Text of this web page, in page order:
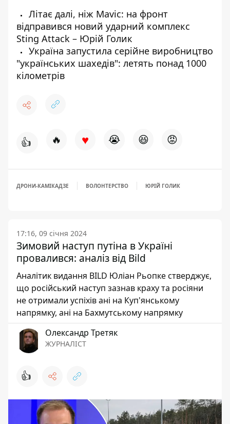
Літає далі, ніж Mavic: на фронт
відправився новий ударний комплекс
Sting Attack – Юрій Голик
Україна запустила серійне виробництво
"українських шахедів": летять понад 1000
кілометрів
👍 🔥 ♥ 😭 😆 😡
ДРОНИ-КАМІКАДЗЕ ВОЛОНТЕРСТВО ЮРІЙ ГОЛИК
17:16, 09 січня 2024
Зимовий наступ путіна в Україні
провалився: аналіз від Bild
Аналітик видання BILD Юліан Рьопке стверджує,
що російський наступ зазнав краху та росіяни
не отримали успіхів ані на Куп'янському
напрямку, ані на Бахмутському напрямку
Олександр Третяк
ЖУРНАЛІСТ
👍